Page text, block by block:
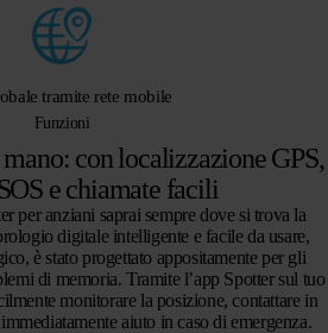
tramite rete mobile
Funzioni
con localizzazione GPS,
e chiamate facili
per anziani saprai sempre dove si trova la
digitale intelligente e facile da usare,
è stato progettato appositamente per gli
di memoria. Tramite l’app Spotter sul tuo
monitorare la posizione, contattare in
aiuto in caso di emergenza.